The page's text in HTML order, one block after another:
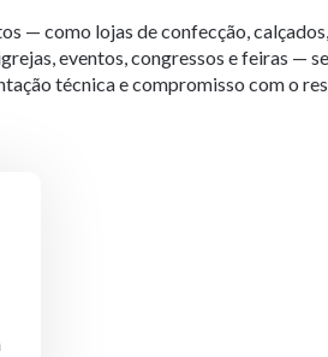
— como lojas de confecção, calçados,
eventos, congressos e feiras —
técnica e compromisso com o